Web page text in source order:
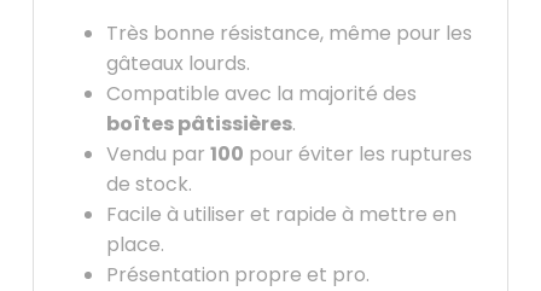
Très bonne résistance, même pour les
gâteaux lourds.
Compatible avec la majorité des
boîtes pâtissières.
Vendu par 100 pour éviter les ruptures
de stock.
Facile à utiliser et rapide à mettre en
place.
Présentation propre et pro.